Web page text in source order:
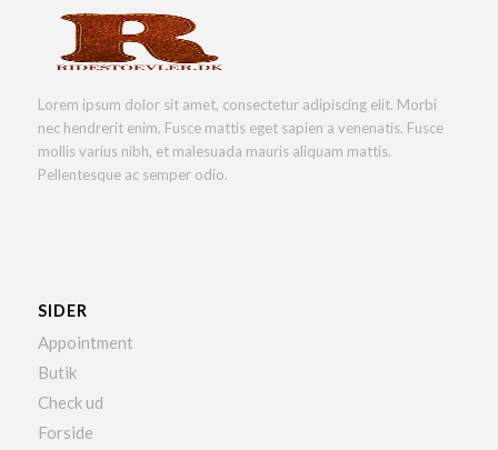
Lorem ipsum dolor sit amet, consectetur adipiscing elit. Morbi
nec hendrerit enim. Fusce mattis eget sapien a venenatis. Fusce
mollis varius nibh, et malesuada mauris aliquam mattis.
Pellentesque ac semper odio.
SIDER
Appointment
Butik
Check ud
Forside